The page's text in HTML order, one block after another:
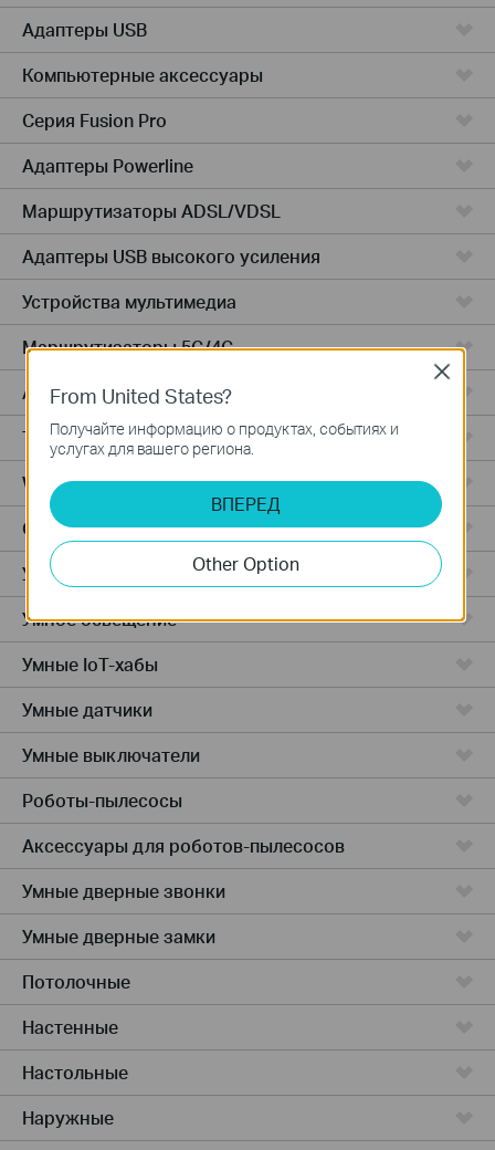
Адаптеры USB
Компьютерные аксессуары
Серия Fusion Pro
Адаптеры Powerline
Маршрутизаторы ADSL/VDSL
Адаптеры USB высокого усиления
Устройства мультимедиа
Маршрутизаторы 5G/4G
Адаптеры PCIe
Точки доступа
Wireless USB Adapters
Облачные камеры
Умные розетки
Умное освещение
Умные IoT-хабы
Умные датчики
Умные выключатели
Роботы-пылесосы
Аксессуары для роботов-пылесосов
Умные дверные звонки
Умные дверные замки
Потолочные
Настенные
Настольные
Наружные
From United States?
Получайте информацию о продуктах, событиях и
услугах для вашего региона.
ВПЕРЕД
Other Option
Close